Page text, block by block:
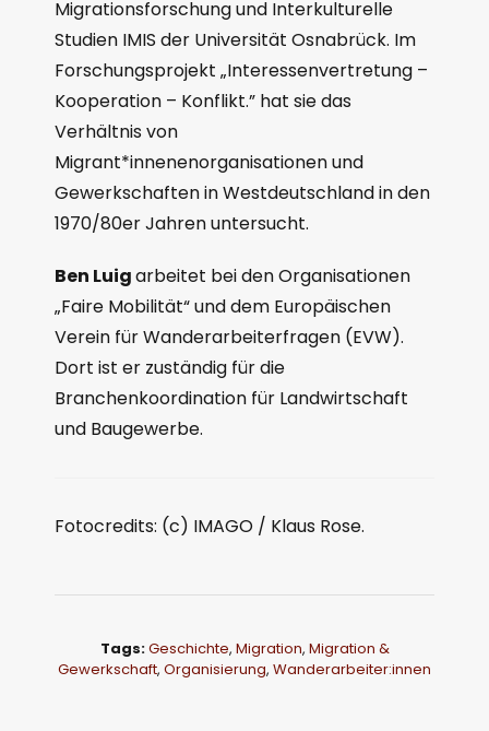
Migrationsforschung und Interkulturelle
Studien IMIS der Universität Osnabrück. Im
Forschungsprojekt „Interessenvertretung –
Kooperation – Konflikt.” hat sie das
Verhältnis von
Migrant*innenenorganisationen und
Gewerkschaften in Westdeutschland in den
1970/80er Jahren untersucht.
Ben Luigarbeitet bei den Organisationen
„Faire Mobilität“ und dem Europäischen
Verein für Wanderarbeiterfragen (EVW).
Dort ist er zuständig für die
Branchenkoordination für Landwirtschaft
und Baugewerbe.
Fotocredits: (c) IMAGO / Klaus Rose.
Tags:Geschichte, Migration, Migration &
Gewerkschaft, Organisierung, Wanderarbeiter:innen